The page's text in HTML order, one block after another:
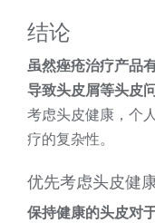
结论
虽然痤疮治疗产品
导致头皮屑等头皮问
考虑头皮健康，个
疗的复杂性。
优先考虑头皮健
保持健康的头皮对